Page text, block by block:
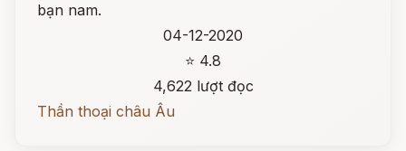
bạn nam.
04-12-2020
⭐ 4.8
4,622 lượt đọc
Thần thoại châu Âu